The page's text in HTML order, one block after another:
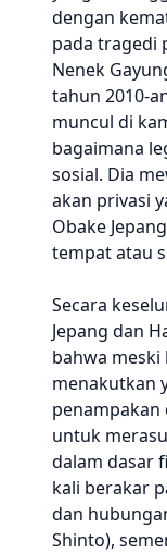
dengan
pada tragedi
Nenek
tahun 2010-
muncul di
bagaimana
sosial. Dia
akan privasi
Obake
tempat atau
Secara
Jepang dan
bahwa
menakutkan
penampakan
untuk
dalam dasar
kali berakar
dan
Shinto),